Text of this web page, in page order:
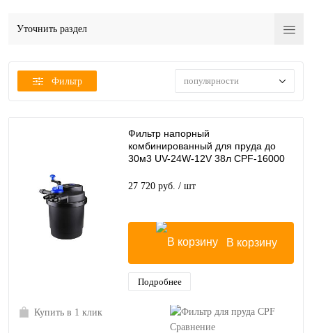
Уточнить раздел
Фильтр популярности
Фильтр напорный
комбинированный для пруда до
30м3 UV-24W-12V 38л CPF-16000
27 720 руб. / шт
В корзину
Подробнее
Купить в 1 клик
Сравнение